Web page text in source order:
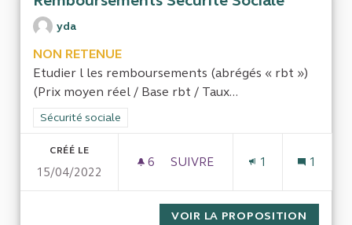
yda
NON RETENUE
Etudier l les remboursements (abrégés « rbt »)
(Prix moyen réel / Base rbt / Taux...
Filtrer les résultats de la catégorie : Sécurité sociale
Sécurité sociale
CRÉÉ LE
15/04/2022
6 6 ABONNÉS
SUIVRE
1 1
VOIR LA PROPOSITION